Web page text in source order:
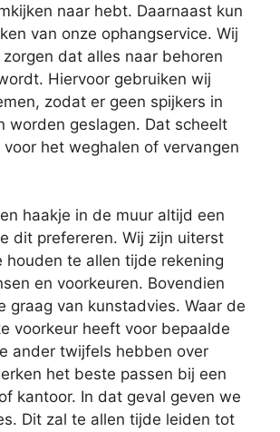
naar hebt. Daarnaast kun
van onze ophangservice. Wij
dat alles naar behoren
Hiervoor gebruiken wij
zodat er geen spijkers in
worden geslagen. Dat scheelt
voor het weghalen of vervangen
haakje in de muur altijd een
dit prefereren. Wij zijn uiterst
houden te allen tijde rekening
en voorkeuren. Bovendien
graag van kunstadvies. Waar de
voorkeur heeft voor bepaalde
ander twijfels hebben over
het beste passen bij een
kantoor. In dat geval geven we
Dit zal te allen tijde leiden tot